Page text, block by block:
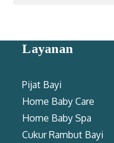
Layanan
Pijat Bayi
Home Baby Care
Home Baby Spa
Cukur Rambut Bayi